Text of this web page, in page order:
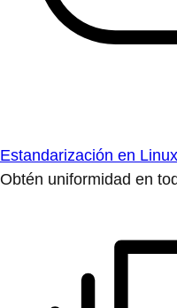
Estandarización en Linux
Obtén uniformidad en